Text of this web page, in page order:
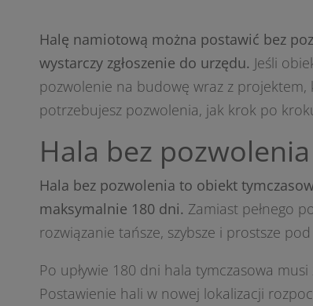
Halę namiotową można postawić bez
wystarczy zgłoszenie do urzędu. Jeśli
pozwolenie na budowę wraz z
potrzebujesz pozwolenia, jak krok po
Hala bez
Hala bez pozwolenia to obiekt
maksymalnie 180 dni. Zamiast pełnego
rozwiązanie tańsze, szybsze i prostsze
Po upływie 180 dni hala tymczasowa
Postawienie hali w nowej lokalizacji